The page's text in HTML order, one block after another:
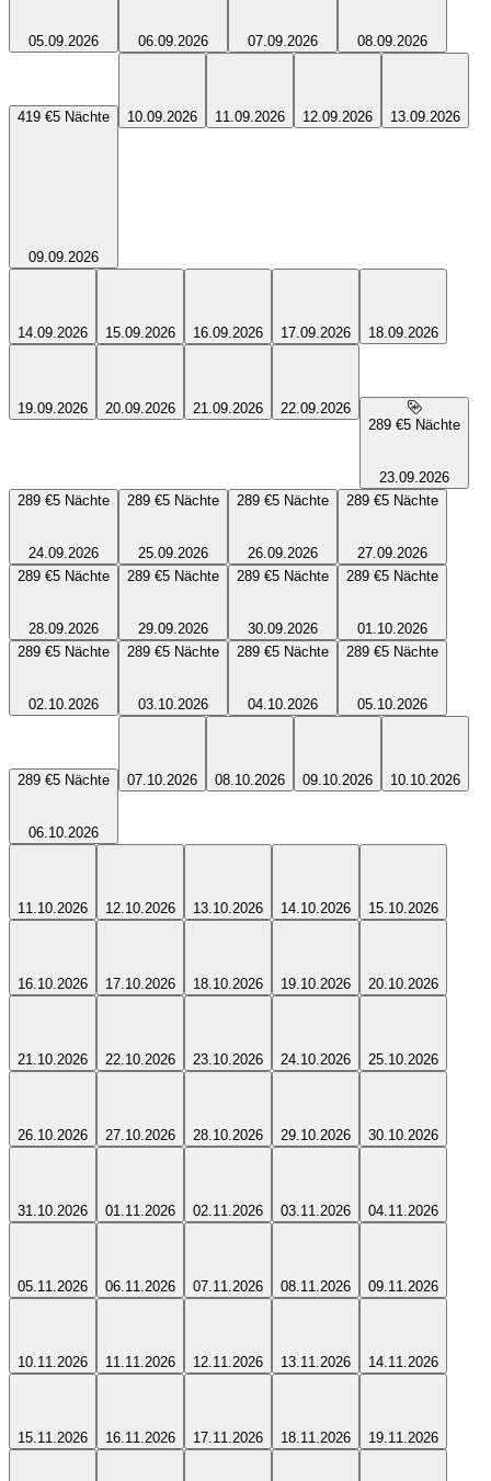
05.09.2026 06.09.2026 07.09.2026 08.09.2026
419 €5 Nächte
09.09.2026
10.09.2026 11.09.2026 12.09.2026 13.09.2026
14.09.2026 15.09.2026 16.09.2026 17.09.2026 18.09.2026
19.09.2026 20.09.2026 21.09.2026
22.09.2026
289 €5 Nächte
23.09.2026
289 €5 Nächte
24.09.2026
289 €5 Nächte
25.09.2026
289 €5 Nächte
26.09.2026
289 €5 Nächte
27.09.2026
289 €5 Nächte
28.09.2026
289 €5 Nächte
29.09.2026
289 €5 Nächte
30.09.2026
289 €5 Nächte
01.10.2026
289 €5 Nächte
02.10.2026
289 €5 Nächte
03.10.2026
289 €5 Nächte
04.10.2026
289 €5 Nächte
05.10.2026
289 €5 Nächte
06.10.2026
07.10.2026 08.10.2026 09.10.2026 10.10.2026
11.10.2026 12.10.2026 13.10.2026 14.10.2026 15.10.2026
16.10.2026 17.10.2026 18.10.2026 19.10.2026 20.10.2026
21.10.2026 22.10.2026 23.10.2026 24.10.2026 25.10.2026
26.10.2026 27.10.2026 28.10.2026 29.10.2026 30.10.2026
31.10.2026 01.11.2026 02.11.2026 03.11.2026 04.11.2026
05.11.2026 06.11.2026 07.11.2026 08.11.2026 09.11.2026
10.11.2026 11.11.2026 12.11.2026 13.11.2026 14.11.2026
15.11.2026 16.11.2026 17.11.2026 18.11.2026 19.11.2026